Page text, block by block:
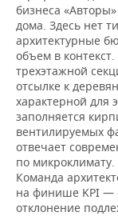
бизнеса
дома. Здесь нет
архитектурные
объем в
трехэтажной
отсылке к
характерной для
заполняется
вентилируемых
отвечает
по
Команда
на финише KPI —
отклонение